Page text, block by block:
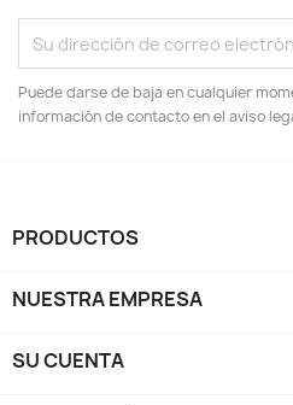
Puede darse de baja en cualquier
información de contacto en el aviso
PRODUCTOS
NUESTRA EMPRESA
SU CUENTA